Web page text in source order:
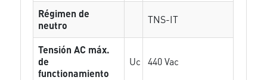
Régimen de
neutro
TNS-IT
Tensión AC máx.
de
functionamiento
Uc 440 Vac